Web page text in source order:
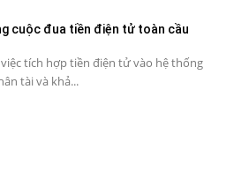
cuộc đua tiền điện tử toàn cầu
tích hợp tiền điện tử vào hệ thống
tài và khả...